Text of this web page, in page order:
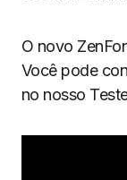
O novo
Você pode
no nosso